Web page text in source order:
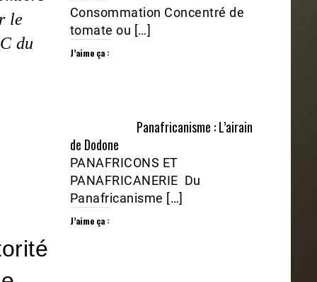
le
du
Consommation Concentré de
tomate ou […]
J’aime ça :
Panafricanisme : L’airain
de Dodone
PANAFRICONS ET
PANAFRICANERIE Du
Panafricanisme […]
J’aime ça :